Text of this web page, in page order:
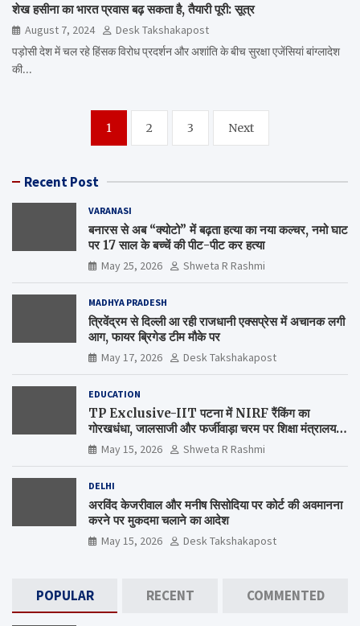
शेख हसीना का भारत प्रवास बढ़ सकता है, तैयारी पूरी: सूत्र
August 7, 2024
Desk Takshakapost
पड़ोसी देश में चल रहे हिंसक विरोध प्रदर्शन और अशांति के बीच सुरक्षा एजेंसियां ​​बांग्लादेश
की…
navigation
1 2 3 Next
Recent Post
VARANASI
बनारस से अब “क्योटो” में बढ़ता हत्या का नया कल्चर, नमो घाट
पर 17 साल के बच्चें की पीट-पीट कर हत्या
May 25, 2026 Shweta R Rashmi
MADHYA PRADESH
त्रिवेंद्रम से दिल्ली आ रही राजधानी एक्सप्रेस में अचानक लगी
आग, फायर ब्रिगेड टीम मौके पर
May 17, 2026 Desk Takshakapost
EDUCATION
TP Exclusive-IIT पटना में NIRF रैंकिंग का
गोरखधंधा, जालसाजी और फर्जीवाड़ा चरम पर शिक्षा मंत्रालय
कब जागेगा ?
May 15, 2026 Shweta R Rashmi
DELHI
अरविंद केजरीवाल और मनीष सिसोदिया पर कोर्ट की अवमानना
करने पर मुकदमा चलाने का आदेश
May 15, 2026 Desk Takshakapost
POPULAR RECENT COMMENTED